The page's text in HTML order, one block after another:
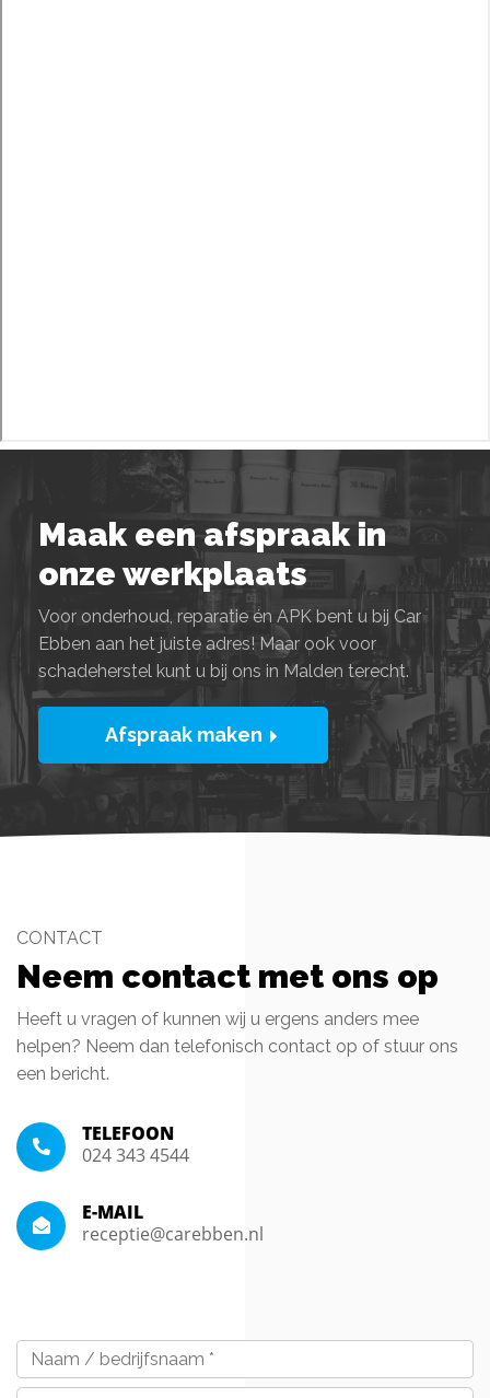
Maak een afspraak in
onze werkplaats
Voor onderhoud, reparatie én APK bent u bij Car
Ebben aan het juiste adres! Maar ook voor
schadeherstel kunt u bij ons in Malden terecht.
Afspraak maken
CONTACT
Neem contact met ons op
Heeft u vragen of kunnen wij u ergens anders mee
helpen? Neem dan telefonisch contact op of stuur ons
een bericht.
TELEFOON
024 343 4544
E-MAIL
receptie@carebben.nl
Naam
/
bedrijfsnaam *